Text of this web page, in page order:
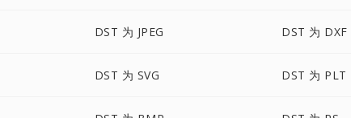
DST 为 JPEG DST 为 DXF
DST 为 SVG DST 为 PLT